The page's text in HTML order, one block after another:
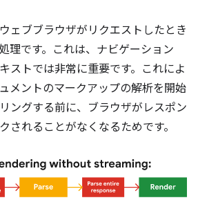
ェブブラウザがリクエストしたとき
理です。これは、ナビゲーション
ストでは非常に重要です。これによ
メントのマークアップの解析を開始
ングする前に、ブラウザがレスポン
されることがなくなるためです。